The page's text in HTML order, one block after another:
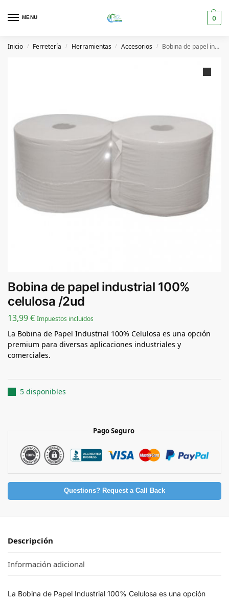
MENU 0
Inicio / Ferretería / Herramientas / Accesorios / Bobina de papel industrial 100% celulosa /2ud
Bobina de papel industrial 100%
celulosa /2ud
13,99€ Impuestos incluidos
La Bobina de Papel Industrial 100% Celulosa es una opción
premium para diversas aplicaciones industriales y
comerciales.
5 disponibles
Pago Seguro
Questions? Request a Call Back
Descripción
Información adicional
La Bobina de Papel Industrial 100% Celulosa es una opción